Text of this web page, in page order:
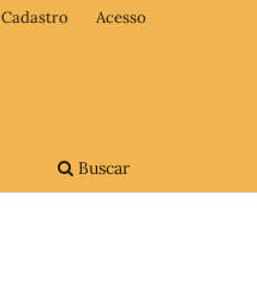
Buscar
Cadastro Acesso